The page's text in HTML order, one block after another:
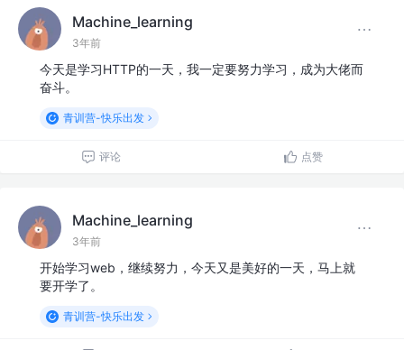
Machine_learning
3年前
今天是学习HTTP的一天，我一定要努力学习，成为大佬而
奋斗。
青训营-快乐出发
评论 点赞
Machine_learning
3年前
开始学习web，继续努力，今天又是美好的一天，马上就
要开学了。
青训营-快乐出发